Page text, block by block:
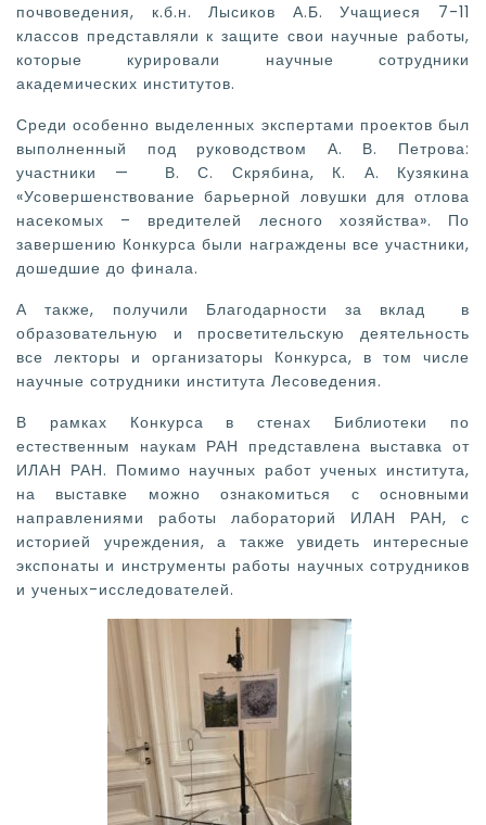
почвоведения, к.б.н. Лысиков А.Б. Учащиеся 7-11
классов представляли к защите свои научные работы,
которые курировали научные сотрудники
академических институтов.
Среди особенно выделенных экспертами проектов был
выполненный под руководством А. В. Петрова:
участники — В. С. Скрябина, К. А. Кузякина
«Усовершенствование барьерной ловушки для отлова
насекомых – вредителей лесного хозяйства». По
завершению Конкурса были награждены все участники,
дошедшие до финала.
А также, получили Благодарности за вклад в
образовательную и просветительскую деятельность
все лекторы и организаторы Конкурса, в том числе
научные сотрудники института Лесоведения.
В рамках Конкурса в стенах Библиотеки по
естественным наукам РАН представлена выставка от
ИЛАН РАН. Помимо научных работ ученых института,
на выставке можно ознакомиться с основными
направлениями работы лабораторий ИЛАН РАН, с
историей учреждения, а также увидеть интересные
экспонаты и инструменты работы научных сотрудников
и ученых-исследователей.